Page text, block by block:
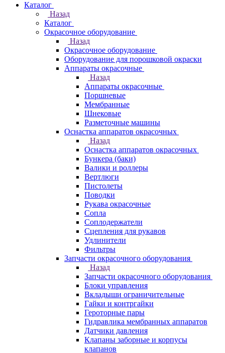
Каталог
Назад
Каталог
Окрасочное оборудование
Назад
Окрасочное оборудование
Оборудование для порошковой окраски
Аппараты окрасочные
Назад
Аппараты окрасочные
Поршневые
Мембранные
Шнековые
Разметочные машины
Оснастка аппаратов окрасочных
Назад
Оснастка аппаратов окрасочных
Бункера (баки)
Валики и роллеры
Вертлюги
Пистолеты
Поводки
Рукава окрасочные
Сопла
Соплодержатели
Сцепления для рукавов
Удлинители
Фильтры
Запчасти окрасочного оборудования
Назад
Запчасти окрасочного оборудования
Блоки управления
Вкладыши ограничительные
Гайки и контргайки
Героторные пары
Гидравлика мембранных аппаратов
Датчики давления
Клапаны заборные и корпусы
клапанов